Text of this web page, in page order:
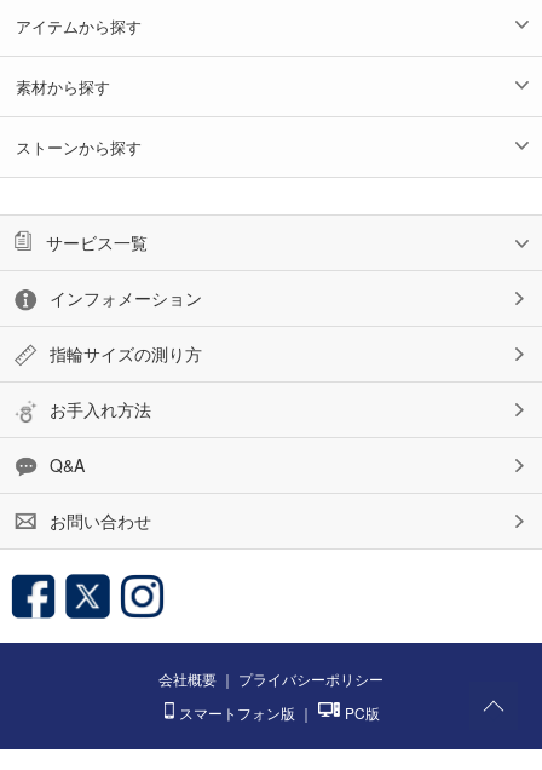
アイテムから探す
素材から探す
ストーンから探す
サービス一覧
インフォメーション
指輪サイズの測り方
お手入れ方法
Q&A
お問い合わせ
会社概要 ｜ プライバシーポリシー
スマートフォン版 ｜ PC版